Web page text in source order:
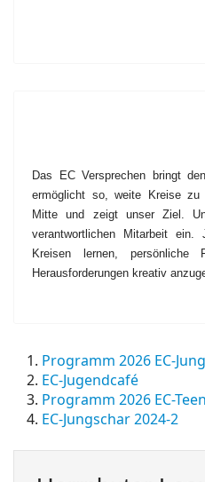
Das EC Versprechen bringt
ermöglicht so, weite Kreise
Mitte und zeigt unser Ziel.
verantwortlichen Mitarbeit
Kreisen lernen, persönliche
Herausforderungen kreativ
Programm 2026 EC-
EC-Jugendcafé
Programm 2026 EC-
EC-Jungschar 2024-2